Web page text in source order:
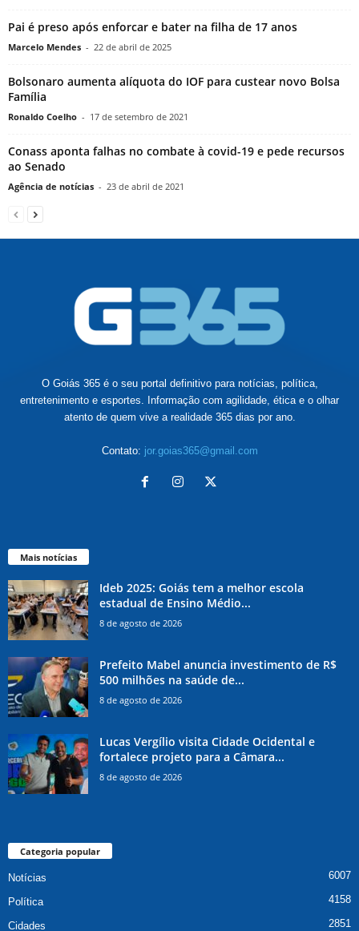
Pai é preso após enforcar e bater na filha de 17 anos
Marcelo Mendes - 22 de abril de 2025
Bolsonaro aumenta alíquota do IOF para custear novo Bolsa
Família
Ronaldo Coelho - 17 de setembro de 2021
Conass aponta falhas no combate à covid-19 e pede recursos
ao Senado
Agência de notícias - 23 de abril de 2021
O Goiás 365 é o seu portal definitivo para notícias, política,
entretenimento e esportes. Informação com agilidade, ética e o olhar
atento de quem vive a realidade 365 dias por ano.
Contato: jor.goias365@gmail.com
Mais notícias
Ideb 2025: Goiás tem a melhor escola
estadual de Ensino Médio...
8 de agosto de 2026
Prefeito Mabel anuncia investimento de R$
500 milhões na saúde de...
8 de agosto de 2026
Lucas Vergílio visita Cidade Ocidental e
fortalece projeto para a Câmara...
8 de agosto de 2026
Categoria popular
Notícias 6007
Política 4158
Cidades 2851